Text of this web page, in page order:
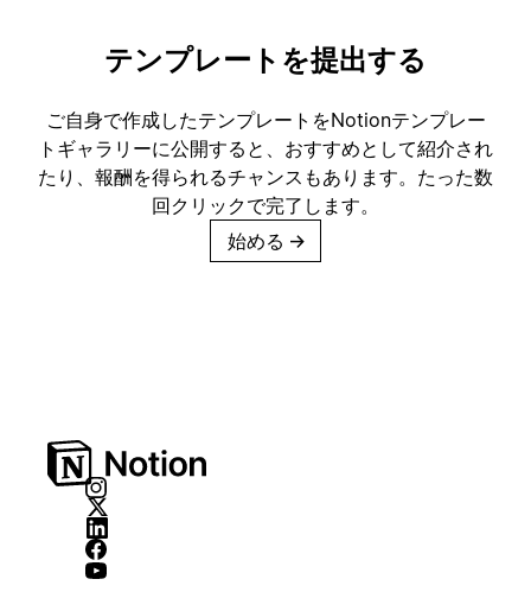
テンプレートを提出する
ご自身で作成したテンプレートをNotionテンプレー
トギャラリーに公開すると、おすすめとして紹介され
たり、報酬を得られるチャンスもあります。たった数
回クリックで完了します。
始める →